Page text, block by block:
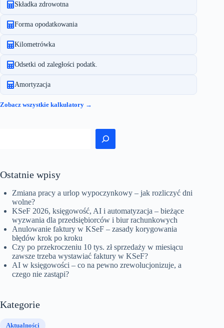
Składka zdrowotna
Forma opodatkowania
Kilometrówka
Odsetki od zaległości podatk.
Amortyzacja
Zobacz wszystkie kalkulatory →
Ostatnie wpisy
Zmiana pracy a urlop wypoczynkowy – jak rozliczyć dni
wolne?
KSeF 2026, księgowość, AI i automatyzacja – bieżące
wyzwania dla przedsiębiorców i biur rachunkowych
Anulowanie faktury w KSeF – zasady korygowania
błędów krok po kroku
Czy po przekroczeniu 10 tys. zł sprzedaży w miesiącu
zawsze trzeba wystawiać faktury w KSeF?
AI w księgowości – co na pewno zrewolucjonizuje, a
czego nie zastąpi?
Kategorie
Aktualności